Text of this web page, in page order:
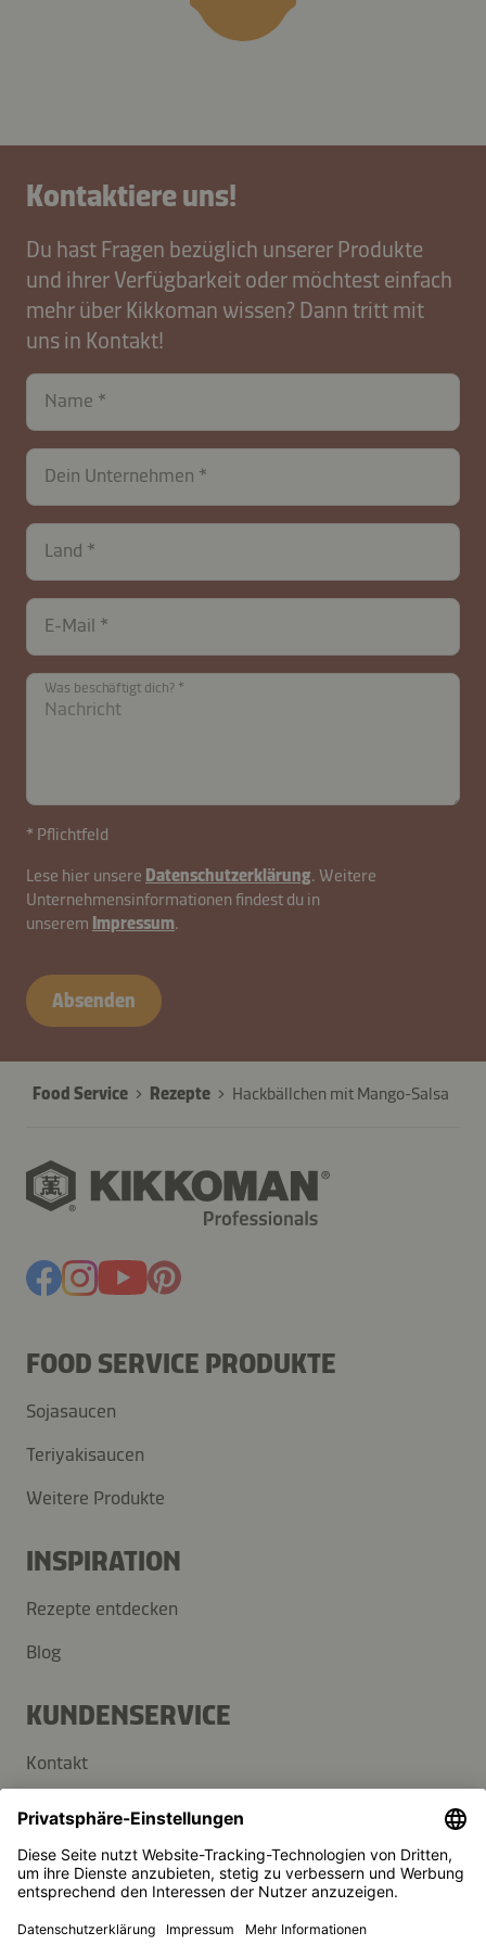
Kontaktiere uns!
Du hast Fragen bezüglich unserer Produkte
und ihrer Verfügbarkeit oder möchtest einfach
mehr über Kikkoman wissen? Dann tritt mit
uns in Kontakt!
contactDE-
B2B-
27845-
k4ZMY5LmJQ86
Name
Dein Unternehmen
Land
E-Mail
Was beschäftigt dich?
* Pflichtfeld
Lese hier unsere Datenschutzerklärung. Weitere
Unternehmensinformationen findest du in
unserem Impressum.
Absenden
Food Service Rezepte Hackbällchen mit Mango-Salsa
FOOD SERVICE PRODUKTE
Sojasaucen
Teriyakisaucen
Weitere Produkte
INSPIRATION
Rezepte entdecken
Blog
KUNDENSERVICE
Kontakt
FAQ
Presse
Kikkoman ist ein eingetragenes Warenzeichen der Kikkoman